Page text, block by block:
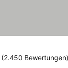
(2.450 Bewertungen)